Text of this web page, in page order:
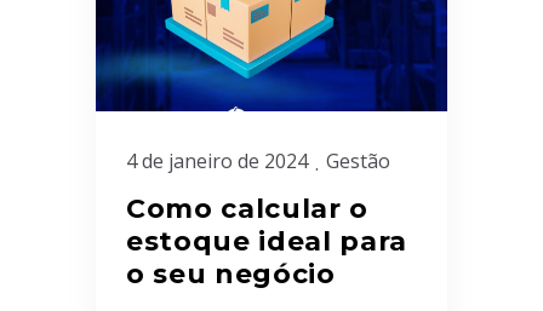
4 de janeiro de 2024 Gestão
Como calcular o
estoque ideal para
o seu negócio